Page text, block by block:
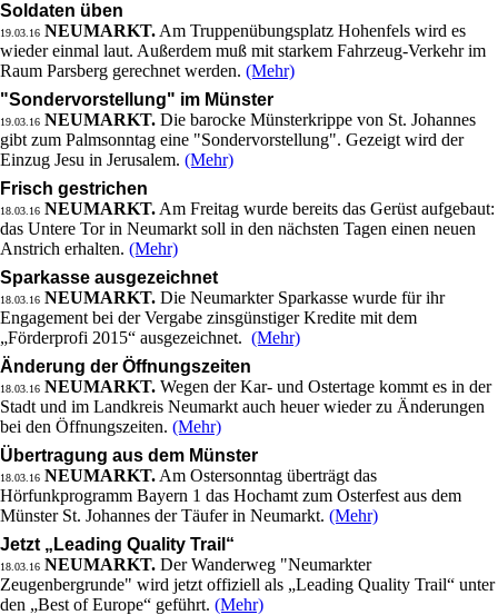
Soldaten üben
19.03.16 NEUMARKT. Am Truppenübungsplatz Hohenfels wird es
wieder einmal laut. Außerdem muß mit starkem Fahrzeug-Verkehr im
Raum Parsberg gerechnet werden. (Mehr)
"Sondervorstellung" im Münster
19.03.16 NEUMARKT. Die barocke Münsterkrippe von St. Johannes
gibt zum Palmsonntag eine "Sondervorstellung". Gezeigt wird der
Einzug Jesu in Jerusalem. (Mehr)
Frisch gestrichen
18.03.16 NEUMARKT. Am Freitag wurde bereits das Gerüst aufgebaut:
das Untere Tor in Neumarkt soll in den nächsten Tagen einen neuen
Anstrich erhalten. (Mehr)
Sparkasse ausgezeichnet
18.03.16 NEUMARKT. Die Neumarkter Sparkasse wurde für ihr
Engagement bei der Vergabe zinsgünstiger Kredite mit dem
„Förderprofi 2015“ ausgezeichnet. (Mehr)
Änderung der Öffnungszeiten
18.03.16 NEUMARKT. Wegen der Kar- und Ostertage kommt es in der
Stadt und im Landkreis Neumarkt auch heuer wieder zu Änderungen
bei den Öffnungszeiten. (Mehr)
Übertragung aus dem Münster
18.03.16 NEUMARKT. Am Ostersonntag überträgt das
Hörfunkprogramm Bayern 1 das Hochamt zum Osterfest aus dem
Münster St. Johannes der Täufer in Neumarkt. (Mehr)
Jetzt „Leading Quality Trail“
18.03.16 NEUMARKT. Der Wanderweg "Neumarkter
Zeugenbergrunde" wird jetzt offiziell als „Leading Quality Trail“ unter
den „Best of Europe“ geführt. (Mehr)